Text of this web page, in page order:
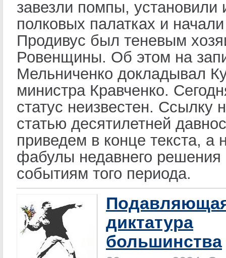
завезли помпы, установили
полковых палатках и
Продивус был теневым
Ровенщины. Об этом на
Мельниченко докладывал
министра Кравченко.
статус неизвестен. Ссылку
статью десятилетней
приведем в конце текста, а
фабулы недавнего решения
событиям того периода.
диктатура
большинства